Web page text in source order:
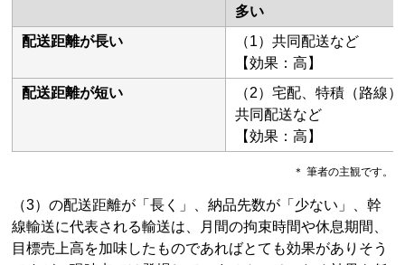
多い
配送距離が長い
（1）共同配送など
【効果：高】
配送距離が短い
（2）宅配、特積（路線
共同配送など
【効果：高】
＊ 筆者の主観です。
（3）の配送距離が「長く」、納品先数が「少ない」、幹
線輸送に代表される輸送は、月間の拘束時間や休息期間、
目標売上高を加味したものであればとても効果がありそう